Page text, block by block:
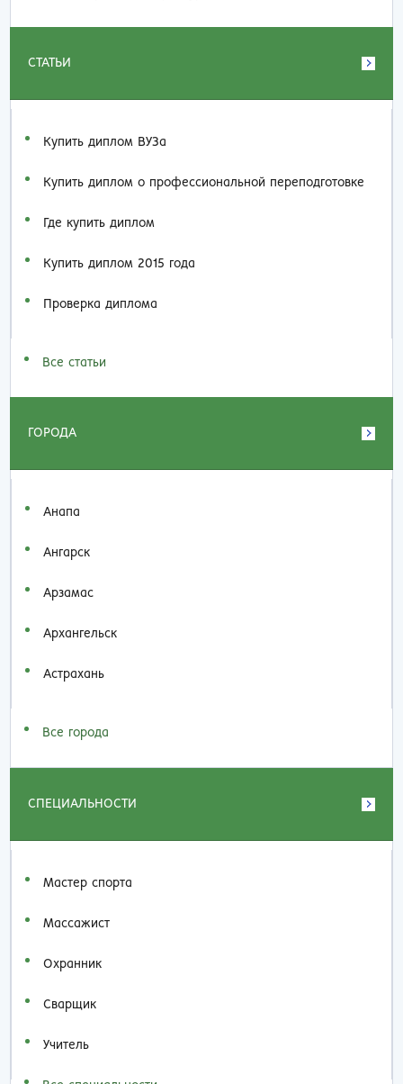
СТАТЬИ
Купить диплом ВУЗа
Купить диплом о профессиональной переподготовке
Где купить диплом
Купить диплом 2015 года
Проверка диплома
Все статьи
ГОРОДА
Анапа
Ангарск
Арзамас
Архангельск
Астрахань
Все города
СПЕЦИАЛЬНОСТИ
Мастер спорта
Массажист
Охранник
Сварщик
Учитель